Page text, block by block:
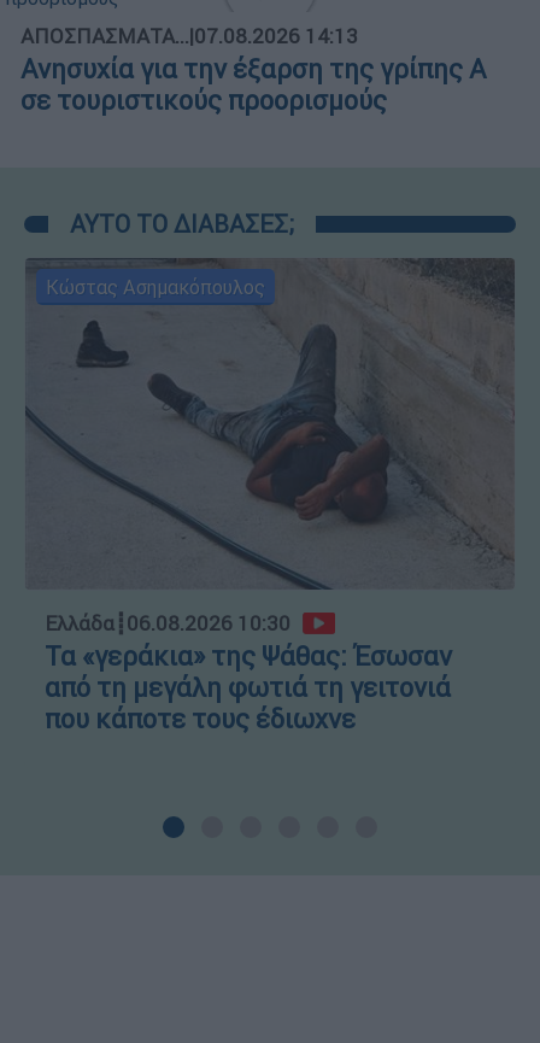
ΑΠΟΣΠΑΣΜΑΤΑ...|07.08.2026 14:13
Ανησυχία για την έξαρση της γρίπης Α
σε τουριστικούς προορισμούς
ΑΥΤΟ ΤΟ ΔΙΑΒΑΣΕΣ;
Κώστας Ασημακόπουλος
Ελλάδα┋06.08.2026 10:30
Τα «γεράκια» της Ψάθας: Έσωσαν
από τη μεγάλη φωτιά τη γειτονιά
που κάποτε τους έδιωχνε